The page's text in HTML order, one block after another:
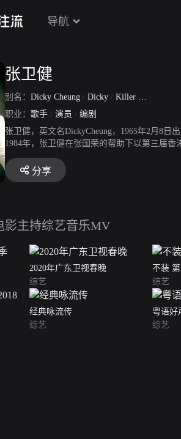
导航
张卫健
别名： Dicky Cheung / Dicky / Killer WaiKin
职业： 歌手 / 演员 / 编剧
张卫健，英文名DickyCheung，1965年2月8
1984年，张卫健在张国荣的帮助下以第三届
出演个人首部电影《疯狂游戏》。1991年，
假》。1996年，出演TVB《西游记》，凭“孙
玉》。2000年，凭《小宝与康熙》获台湾金
分享
影主持综艺音乐MV
2020年广东卫视春晚
综艺
不装
综艺
经典咏流传
综艺
粤语好
综艺